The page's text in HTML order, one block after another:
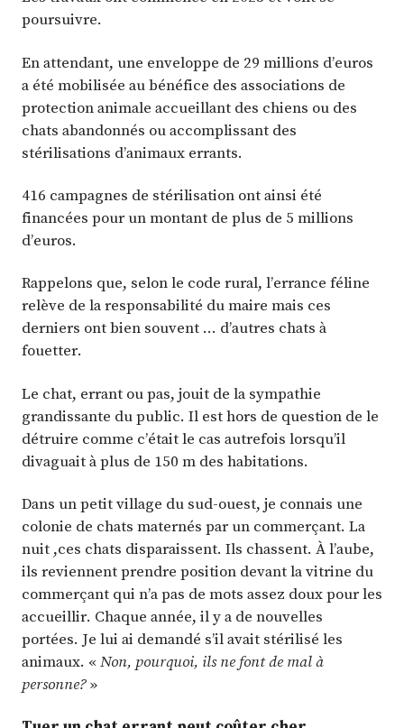
poursuivre.
En attendant, une enveloppe de 29 millions d’euros
a été mobilisée au bénéfice des associations de
protection animale accueillant des chiens ou des
chats abandonnés ou accomplissant des
stérilisations d’animaux errants.
416 campagnes de stérilisation ont ainsi été
financées pour un montant de plus de 5 millions
d’euros.
Rappelons que, selon le code rural, l’errance féline
relève de la responsabilité du maire mais ces
derniers ont bien souvent … d’autres chats à
fouetter.
Le chat, errant ou pas, jouit de la sympathie
grandissante du public. Il est hors de question de le
détruire comme c’était le cas autrefois lorsqu’il
divaguait à plus de 150 m des habitations.
Dans un petit village du sud-ouest, je connais une
colonie de chats maternés par un commerçant. La
nuit ,ces chats disparaissent. Ils chassent. À l’aube,
ils reviennent prendre position devant la vitrine du
commerçant qui n’a pas de mots assez doux pour les
accueillir. Chaque année, il y a de nouvelles
portées. Je lui ai demandé s’il avait stérilisé les
animaux. «Non, pourquoi, ils ne font de mal à
personne?»